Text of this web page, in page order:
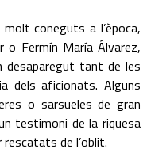
coneguts a l’època,
o Fermín María Álvarez,
desaparegut tant de les
dels aficionats. Alguns
o sarsueles de gran
testimoni de la riquesa
rescatats de l’oblit.